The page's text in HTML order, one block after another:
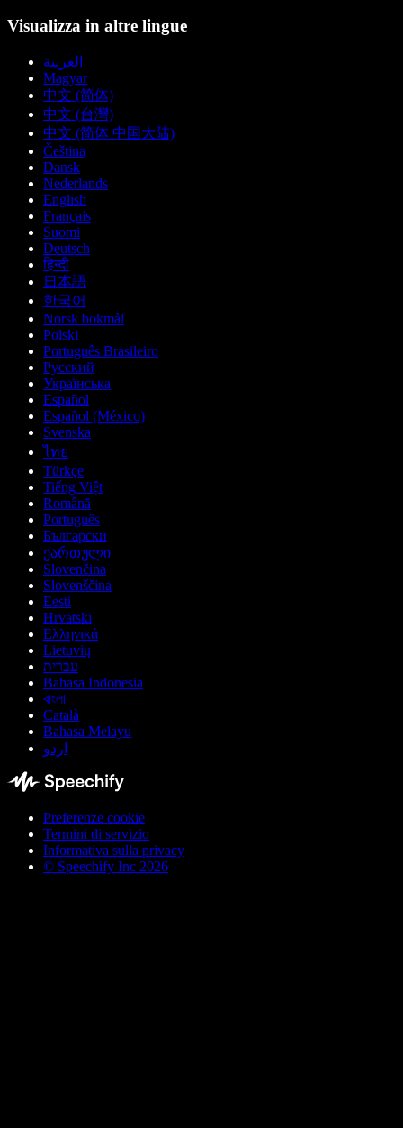
Visualizza in altre lingue
العربية
Magyar
中文 (简体)
中文 (台灣)
中文 (简体 中国大陆)
Čeština
Dansk
Nederlands
English
Français
Suomi
Deutsch
हिन्दी
日本語
한국어
Norsk bokmål
Polski
Português Brasileiro
Русский
Українська
Español
Español (México)
Svenska
ไทย
Türkçe
Tiếng Việt
Română
Português
Български
ქართული
Slovenčina
Slovenščina
Eesti
Hrvatski
Ελληνικά
Lietuvių
עברית
Bahasa Indonesia
বাংলা
Català
Bahasa Melayu
اردو
Preferenze cookie
Termini di servizio
Informativa sulla privacy
© Speechify Inc 2026